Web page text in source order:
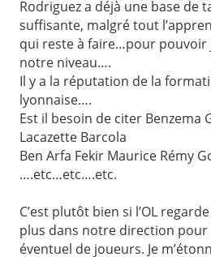
Rodriguez a déjà une base de
suffisante, malgré tout
qui reste à faire…pour pouvoir
notre niveau….
Il y a la réputation de la
lyonnaise….
Est il besoin de citer Benzema
Lacazette Barcola
Ben Arfa Fekir Maurice Rémy
….etc…etc….etc.
C’est plutôt bien si l’OL
plus dans notre direction
éventuel de joueurs. Je